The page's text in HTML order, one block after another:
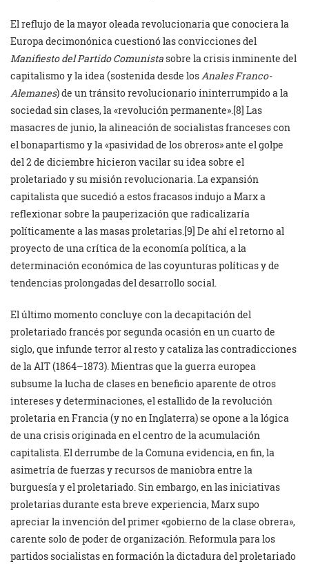
El reflujo de la mayor oleada revolucionaria que conociera la
Europa decimonónica cuestionó las convicciones del
Manifiesto del Partido Comunistasobre la crisis inminente del
capitalismo y la idea (sostenida desde losAnales Franco-
Alemanes) de un tránsito revolucionario ininterrumpido a la
sociedad sin clases, la «revolución permanente».[8] Las
masacres de junio, la alineación de socialistas franceses con
el bonapartismo y la «pasividad de los obreros» ante el golpe
del 2 de diciembre hicieron vacilar su idea sobre el
proletariado y su misión revolucionaria. La expansión
capitalista que sucedió a estos fracasos indujo a Marx a
reflexionar sobre la pauperización que radicalizaría
políticamente a las masas proletarias.[9] De ahí el retorno al
proyecto de una crítica de la economía política, a la
determinación económica de las coyunturas políticas y de
tendencias prolongadas del desarrollo social.
El último momento concluye con la decapitación del
proletariado francés por segunda ocasión en un cuarto de
siglo, que infunde terror al resto y cataliza las contradicciones
de la AIT (1864–1873). Mientras que la guerra europea
subsume la lucha de clases en beneficio aparente de otros
intereses y determinaciones, el estallido de la revolución
proletaria en Francia (y no en Inglaterra) se opone a la lógica
de una crisis originada en el centro de la acumulación
capitalista. El derrumbe de la Comuna evidencia, en fin, la
asimetría de fuerzas y recursos de maniobra entre la
burguesía y el proletariado. Sin embargo, en las iniciativas
proletarias durante esta breve experiencia, Marx supo
apreciar la invención del primer «gobierno de la clase obrera»,
carente solo de poder de organización. Reformula para los
partidos socialistas en formación la dictadura del proletariado